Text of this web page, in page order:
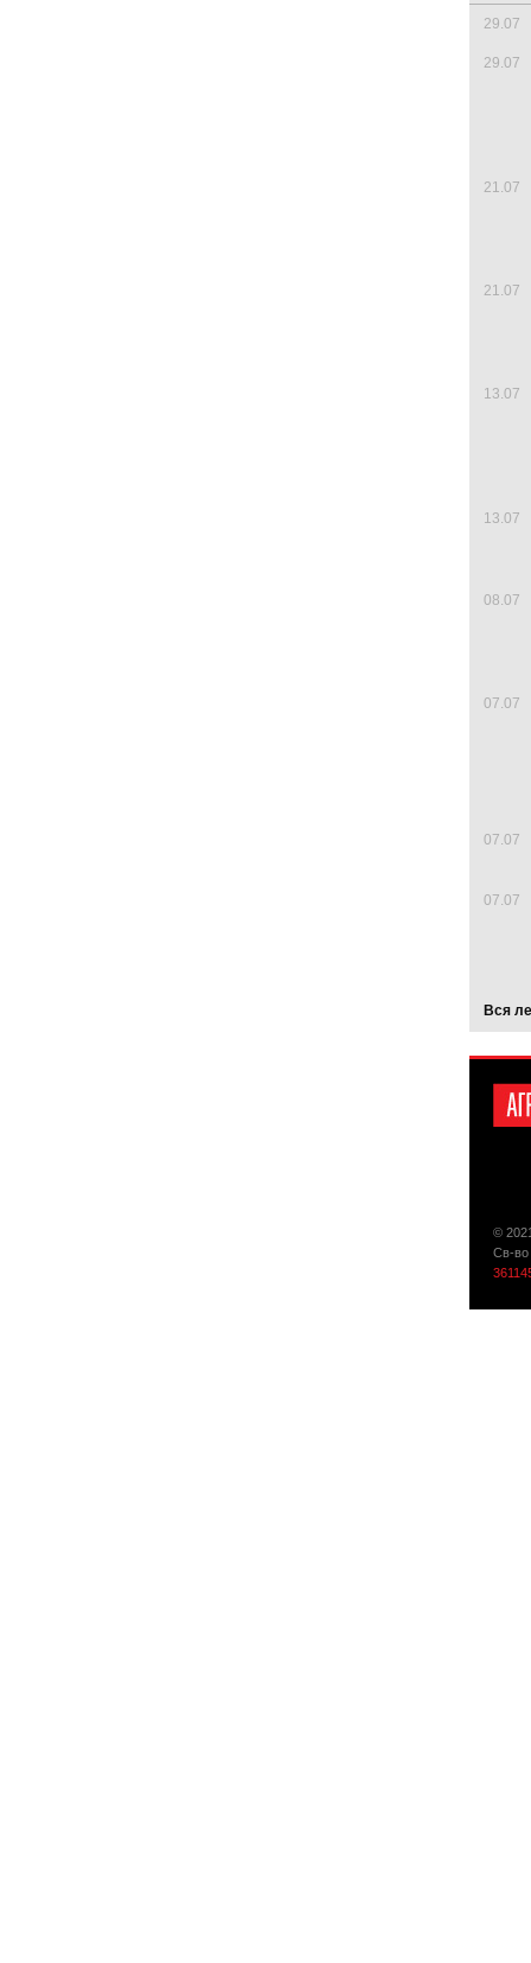
29.07
29.07
21.07
21.07
13.07
13.07
08.07
07.07
07.07
07.07
Вся
©
Св-во